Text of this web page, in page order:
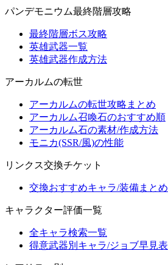
パンデモニウム最終階層攻略
最終階層ボス攻略
英雄武器一覧
英雄武器作成方法
アーカルムの転世
アーカルムの転世攻略まとめ
アーカルム召喚石のおすすめ順
アーカルム石の素材/作成方法
モニカ(SSR/風)の性能
リンクス交換チケット
交換おすすめキャラ/装備まとめ
キャラクター評価一覧
全キャラ検索一覧
得意武器別キャラ/ジョブ早見表